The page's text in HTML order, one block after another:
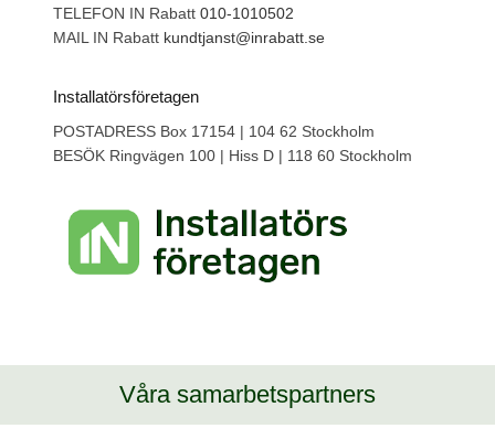
TELEFON IN Rabatt 010-1010502
MAIL IN Rabatt kundtjanst@inrabatt.se
Installatörsföretagen
POSTADRESS Box 17154 | 104 62 Stockholm
BESÖK Ringvägen 100 | Hiss D | 118 60 Stockholm
Våra samarbetspartners